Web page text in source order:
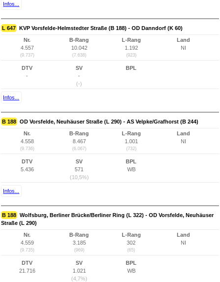
Infos...
L 647 KVP Vorsfelde-Helmstedter Straße (B 188) - OD Danndorf (K 60)
Nr.
4.557
(9.737)
B-Rang
10.042
(7.638)
L-Rang
1.192
(923)
Land
NI
DTV
-
SV
-
(-)
BPL
Infos...
B 188 OD Vorsfelde, Neuhäuser Straße (L 290) - AS Velpke/Grafhorst (B 244)
Nr.
4.558
(9.736)
B-Rang
8.467
(6.067)
L-Rang
1.001
(732)
Land
NI
DTV
5.436
SV
571
(10,5%)
BPL
WB
Infos...
B 188 Wolfsburg, Berliner Brücke/Berliner Ring (L 322) - OD Vorsfelde, Neuhäuser
Straße (L 290)
Nr.
4.559
(9.735)
B-Rang
3.185
(969)
L-Rang
302
(65)
Land
NI
DTV
21.716
SV
1.021
(4,7%)
BPL
WB